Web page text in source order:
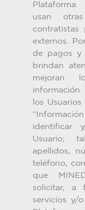
Plataforma.
usan
contratistas
externos.
de pagos y
brindan
mejoran
información
los
identificar
Usuario;
apellidos,
teléfono,
que
solicitar, a
servicios y/